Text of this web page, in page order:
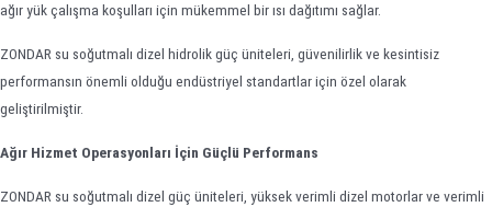
ağır yük çalışma koşulları için mükemmel bir ısı dağıtımı sağlar.
ZONDAR su soğutmalı dizel hidrolik güç üniteleri, güvenilirlik ve kesintisiz
performansın önemli olduğu endüstriyel standartlar için özel olarak
geliştirilmiştir.
Ağır Hizmet Operasyonları İçin Güçlü Performans
ZONDAR su soğutmalı dizel güç üniteleri, yüksek verimli dizel motorlar ve verimli